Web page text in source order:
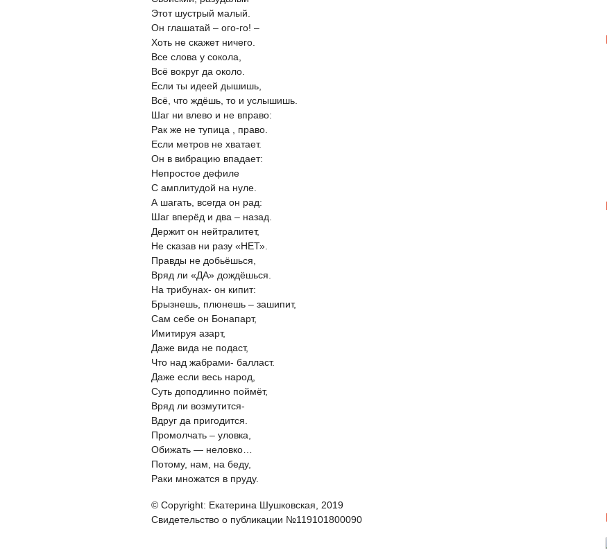
Этот шустрый малый.
Он глашатай – ого-го! –
Хоть не скажет ничего.
Все слова у сокола,
Всё вокруг да около.
Если ты идеей дышишь,
Всё, что ждёшь, то и услышишь.
Шаг ни влево и не вправо:
Рак же не тупица , право.
Если метров не хватает.
Он в вибрацию впадает:
Непростое дефиле
С амплитудой на нуле.
А шагать, всегда он рад:
Шаг вперёд и два – назад.
Держит он нейтралитет,
Не сказав ни разу «НЕТ».
Правды не добьёшься,
Вряд ли «ДА» дождёшься.
На трибунах- он кипит:
Брызнешь, плюнешь – зашипит,
Сам себе он Бонапарт,
Имитируя азарт,
Даже вида не подаст,
Что над жабрами- балласт.
Даже если весь народ,
Суть доподлинно поймёт,
Вряд ли возмутится-
Вдруг да пригодится.
Промолчать – уловка,
Обижать — неловко…
Потому, нам, на беду,
Раки множатся в пруду.
© Copyright: Екатерина Шушковская, 2019
Свидетельство о публикации №119101800090